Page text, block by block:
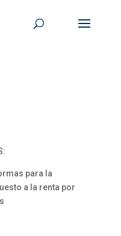
para la
a la renta por